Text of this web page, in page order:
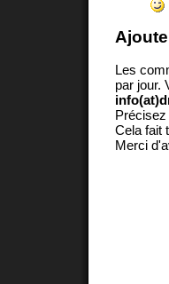
Les
par jour.
Cela fait
Merci